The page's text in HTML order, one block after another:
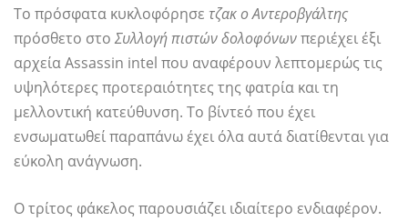
Το πρόσφατα κυκλοφόρησε τζακ ο Αντεροβγάλτης
πρόσθετο στο Συλλογή πιστών δολοφόνωνπεριέχει έξι
αρχεία Assassin intel που αναφέρουν λεπτομερώς τις
υψηλότερες προτεραιότητες της φατρία και τη
μελλοντική κατεύθυνση. Το βίντεό που έχει
ενσωματωθεί παραπάνω έχει όλα αυτά διατίθενται για
εύκολη ανάγνωση.
Ο τρίτος φάκελος παρουσιάζει ιδιαίτερο ενδιαφέρον.